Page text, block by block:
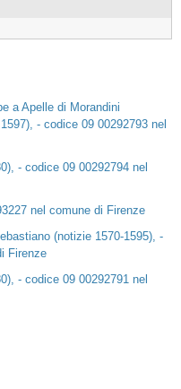
a Apelle di Morandini
- codice 09 00292793 nel
- codice 09 00292794 nel
nel comune di Firenze
(notizie 1570-1595), -
Firenze
- codice 09 00292791 nel